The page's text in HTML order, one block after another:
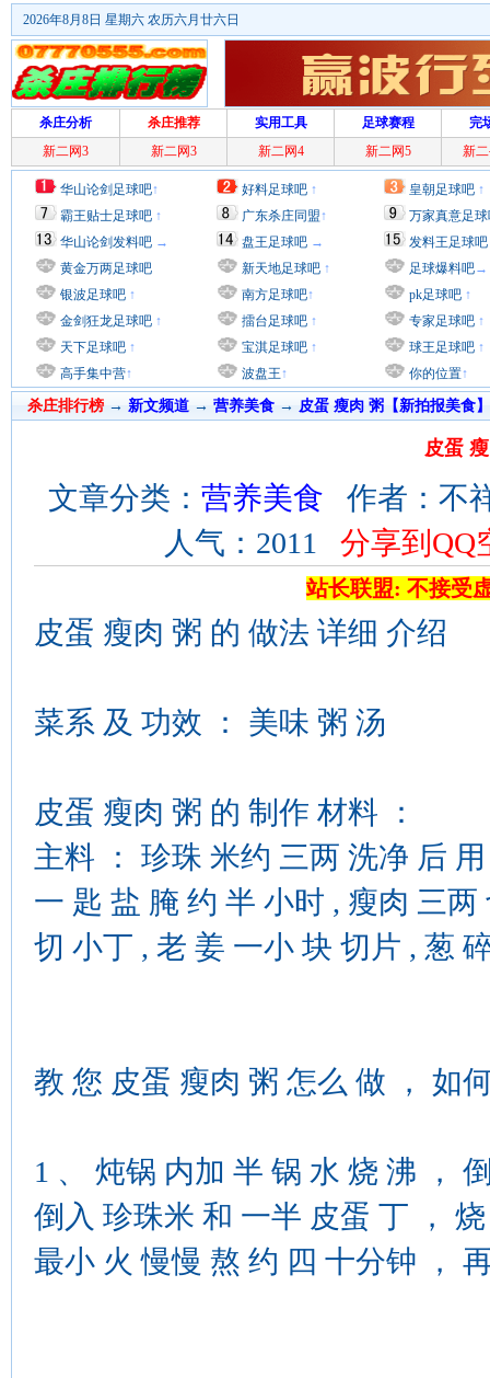
2026年8月8日 星期六 农历六月廿六日
杀庄分析 杀庄推荐 实用工具 足球赛程
完
新二网3
新二网3 新二网4 新二网5 新
华山论剑足球吧↑
霸王贴士足球吧 ↑
华山论剑发料吧 →
黄金万两足球吧
银波足球吧 ↑
金剑狂龙足球吧 ↑
天下足球吧 ↑
高手集中营↑
好料足球吧 ↑
广东杀庄同盟↑
盘王足球吧 →
新天地足球吧 ↑
南方足球吧↑
擂台足球吧 ↑
宝淇足球吧 ↑
波盘王↑
皇朝足球吧 ↑
万家真意足
发料王足球吧
足球爆料吧→
pk足球吧 ↑
专家足球吧 ↑
球王足球吧 ↑
你的位置↑
杀庄排行榜 → 新文频道→ 营养美食 → 皮蛋 瘦肉 粥【新拍报美食】
皮蛋
文章分类： 营养美食 作者：不
人气：2011 分享到QQ
站长联盟: 不接受
皮蛋 瘦肉 粥 的 做法 详细 介绍
菜系 及 功效 ： 美味 粥 汤
皮蛋 瘦肉 粥 的 制作 材料 ：
主料 ： 珍珠 米约 三两 洗净 后
一 匙 盐 腌 约 半 小时 , 瘦肉 三两
切 小丁 , 老 姜 一小 块 切片 , 葱
教 您 皮蛋 瘦肉 粥 怎么 做 ， 如
1 、 炖锅 内加 半 锅 水 烧 沸 ，
倒入 珍珠米 和 一半 皮蛋 丁 ，
最小 火 慢慢 熬 约 四 十分钟 ，